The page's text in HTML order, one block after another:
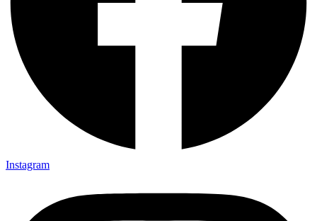
Instagram